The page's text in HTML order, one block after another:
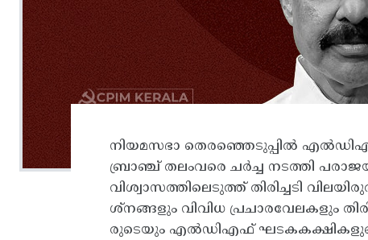
നിയമസഭാ തെരഞ്ഞെടുപ്പിൽ
ബ്രാഞ്ച് തലംവരെ ചർച്ച നടത്തി
വിശ്വാസത്തിലെടുത്ത് തിരിച്ചടി
ശ്നങ്ങളും വിവിധ പ്രചാരവേലകളും
രുടെയും എൽഡിഎഫ്